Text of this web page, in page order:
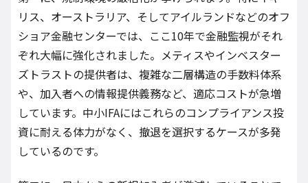
リス、オーストラリア、そしてアイルランドなどのオフ
ショア金融センターでは、ここ10年で金融監視がそれ
ぞれ大幅に強化されました。メティスやインベスター
ズトラストの提供者は、複雑な二層構造の手数料体系
や、加入者への情報提供義務など、適応コストが急増
しています。中小IFAにはこれらのコンプライアンス投
資に耐える体力がなく、撤退を選択するケースが多発
しているのです。